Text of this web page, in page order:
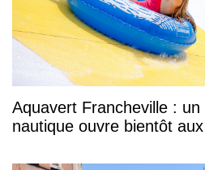
Aquavert Francheville :
nautique ouvre bientôt